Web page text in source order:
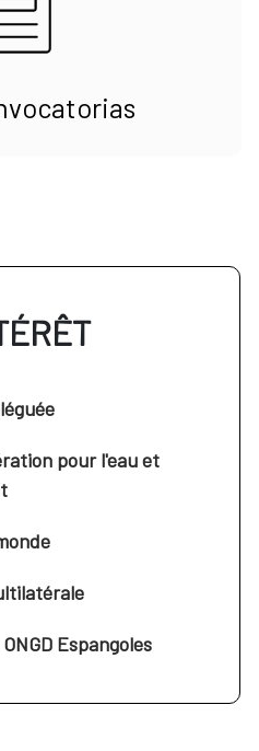
pour l'eau et
Espangoles